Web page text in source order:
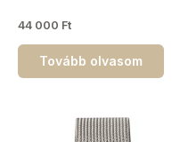
44 000 Ft
Tovább olvasom